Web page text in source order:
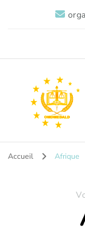
Accueil Afrique